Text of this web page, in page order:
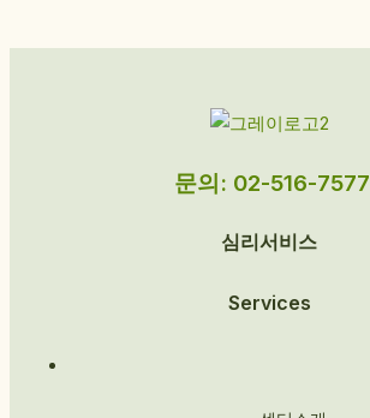
문의: 02-516-7577
심리서비스
Services